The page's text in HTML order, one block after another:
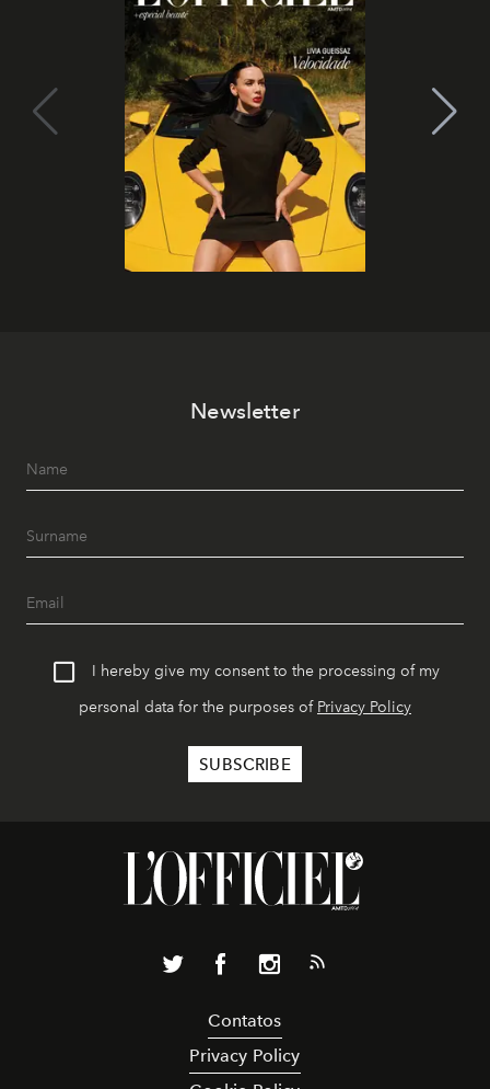
Newsletter
I hereby give my consent to the processing of my
personal data for the purposes of Privacy Policy
Contatos
Privacy Policy